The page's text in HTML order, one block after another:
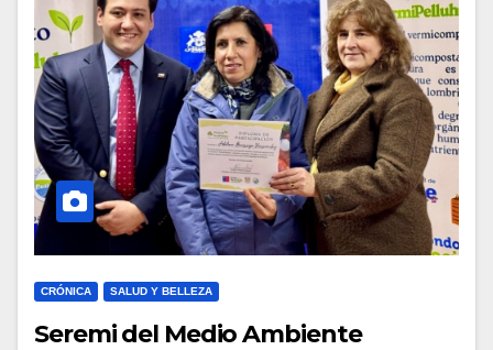
CRÓNICA SALUD Y BELLEZA
Seremi del Medio Ambiente